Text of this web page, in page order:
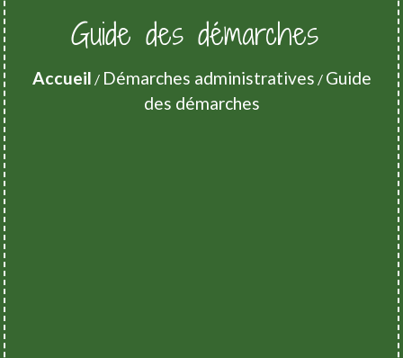
Guide des démarches
Accueil / Démarches administratives / Guide
des démarches